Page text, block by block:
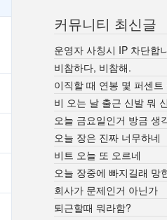
커뮤니티 최신글
운영자 사칭시 IP 차단합
비참하다, 비참해.
이직할 때 연봉 몇 퍼센트
비 오는 날 출근 신발 뭐
오늘 금요일인거 방금 생
오늘 장은 진짜 너무하네
비트 오늘 또 오르네
오늘 장중에 빠지길래 망
회사가 문제인거 아닌가
퇴근할때 뭐라함?